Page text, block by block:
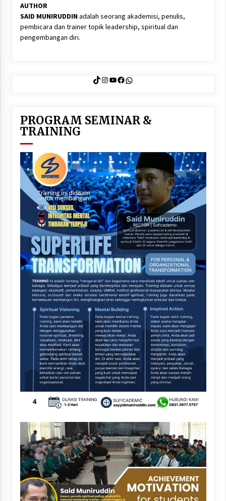
AUTHOR
SAID MUNIRUDDINadalah seorang akademisi, penulis,
pembicara dan trainer topik leadership, spiritual dan
pengembangan diri.
TikTok
Instagram
YouTube
Facebook
WhatsApp
PROGRAM SEMINAR &
TRAINING